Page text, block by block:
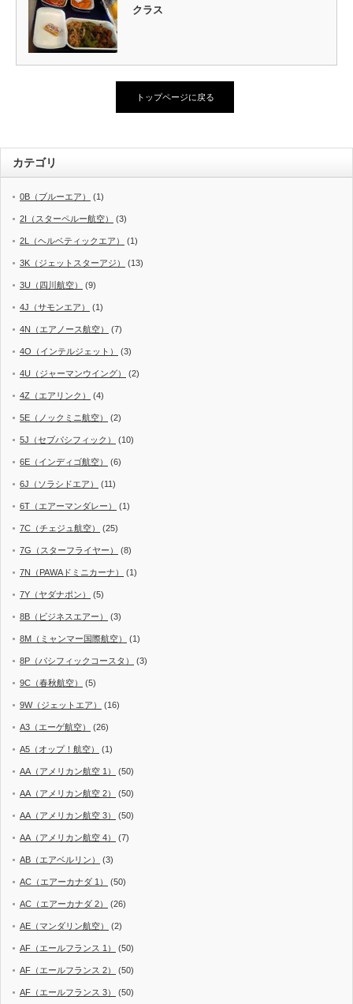
クラス
トップページに戻る
カテゴリ
0B（ブルーエア） (1)
2I（スターペルー航空） (3)
2L（ヘルベティックエア） (1)
3K（ジェットスターアジ） (13)
3U（四川航空） (9)
4J（サモンエア） (1)
4N（エアノース航空） (7)
4O（インテルジェット） (3)
4U（ジャーマンウイング） (2)
4Z（エアリンク） (4)
5E（ノックミニ航空） (2)
5J（セブパシフィック） (10)
6E（インディゴ航空） (6)
6J（ソラシドエア） (11)
6T（エアーマンダレー） (1)
7C（チェジュ航空） (25)
7G（スターフライヤー） (8)
7N（PAWAドミニカーナ） (1)
7Y（ヤダナポン） (5)
8B（ビジネスエアー） (3)
8M（ミャンマー国際航空） (1)
8P（パシフィックコースタ） (3)
9C（春秋航空） (5)
9W（ジェットエア） (16)
A3（エーゲ航空） (26)
A5（オップ！航空） (1)
AA（アメリカン航空 1） (50)
AA（アメリカン航空 2） (50)
AA（アメリカン航空 3） (50)
AA（アメリカン航空 4） (7)
AB（エアベルリン） (3)
AC（エアーカナダ 1） (50)
AC（エアーカナダ 2） (26)
AE（マンダリン航空） (2)
AF（エールフランス 1） (50)
AF（エールフランス 2） (50)
AF（エールフランス 3） (50)